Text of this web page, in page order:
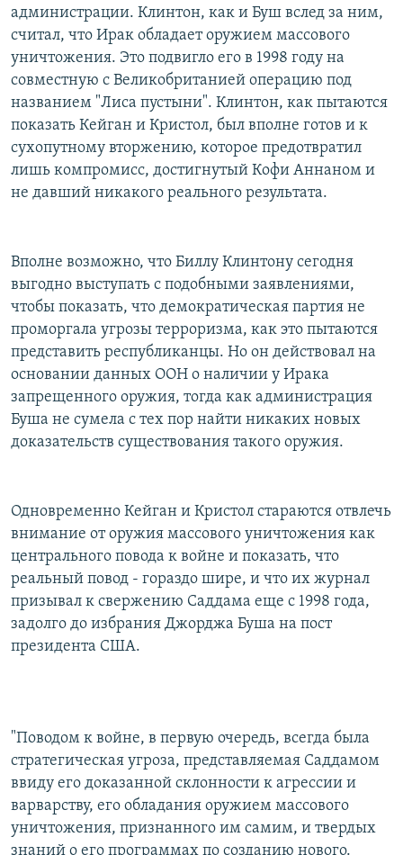
администрации. Клинтон, как и Буш вслед за ним,
считал, что Ирак обладает оружием массового
уничтожения. Это подвигло его в 1998 году на
совместную с Великобританией операцию под
названием "Лиса пустыни". Клинтон, как пытаются
показать Кейган и Кристол, был вполне готов и к
сухопутному вторжению, которое предотвратил
лишь компромисс, достигнутый Кофи Аннаном и
не давший никакого реального результата.
Вполне возможно, что Биллу Клинтону сегодня
выгодно выступать с подобными заявлениями,
чтобы показать, что демократическая партия не
проморгала угрозы терроризма, как это пытаются
представить республиканцы. Но он действовал на
основании данных ООН о наличии у Ирака
запрещенного оружия, тогда как администрация
Буша не сумела с тех пор найти никаких новых
доказательств существования такого оружия.
Одновременно Кейган и Кристол стараются отвлечь
внимание от оружия массового уничтожения как
центрального повода к войне и показать, что
реальный повод - гораздо шире, и что их журнал
призывал к свержению Саддама еще с 1998 года,
задолго до избрания Джорджа Буша на пост
президента США.
"Поводом к войне, в первую очередь, всегда была
стратегическая угроза, представляемая Саддамом
ввиду его доказанной склонности к агрессии и
варварству, его обладания оружием массового
уничтожения, признанного им самим, и твердых
знаний о его программах по созданию нового.